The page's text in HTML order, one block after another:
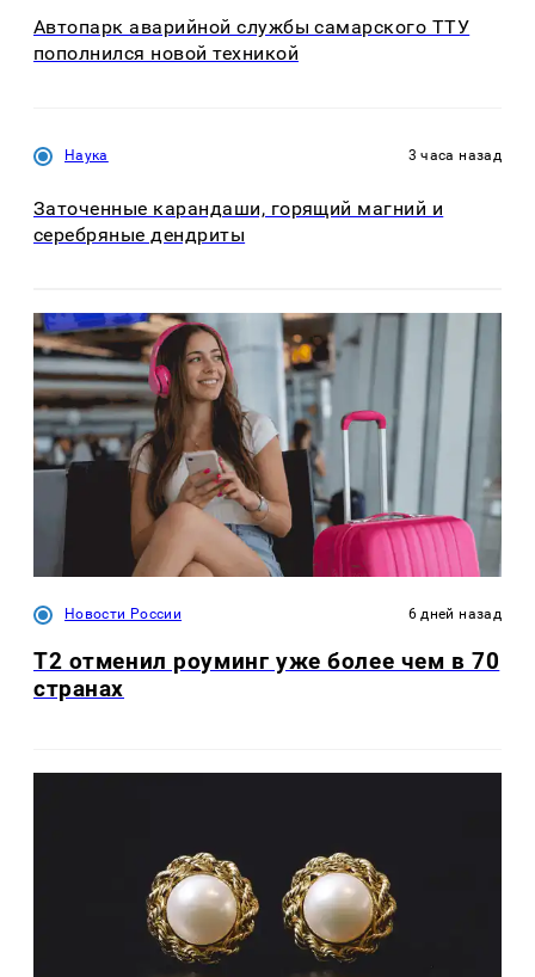
Автопарк аварийной службы самарского ТТУ
пополнился новой техникой
Наука 3 часа назад
Заточенные карандаши, горящий магний и
серебряные дендриты
Новости России 6 дней назад
Т2 отменил роуминг уже более чем в 70
странах